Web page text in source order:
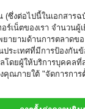
งต่อไปนี้ในเอกสารฉ
เน็ตของเรา จำนวน
ยามด้านการตลาดขอ
ะเทศที่มีการป้องกัน
ดยผู้ให้บริการบุคคล
คุณภายใต้ "จัดการกา